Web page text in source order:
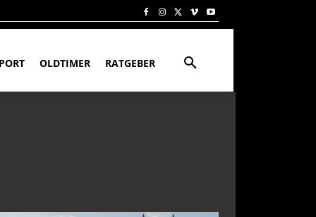
OLDTIMER RATGEBER